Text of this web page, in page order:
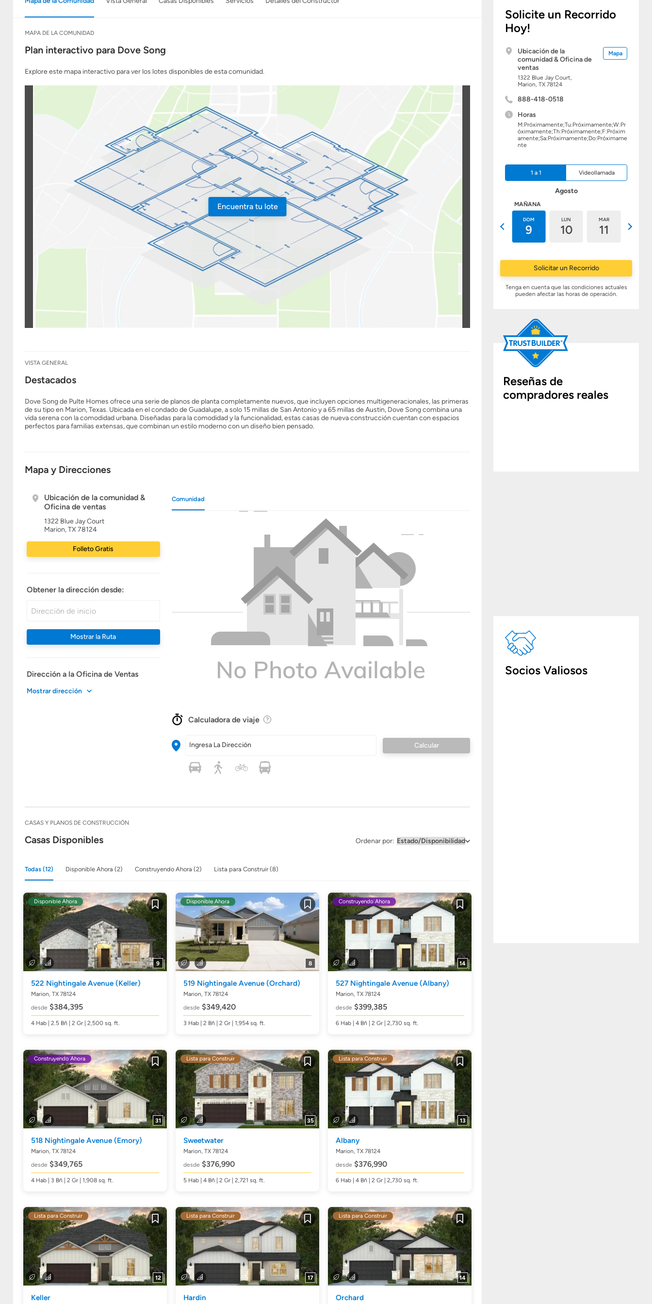
Solicite un Recorrido
Hoy!
Ubicación de la
comunidad & Oficina de
ventas
1322 Blue Jay Court,
Marion, TX 78124
Mapa
888-418-0518
Horas
M:Próximamente;Tu:Próximamente;W:Pr
óximamente;Th:Próximamente;F:Próxim
amente;Sa:Próximamente;Do:Próximame
nte
1 a 1 Videollamada
Agosto
MAÑANA
DOM
9
LUN
10
MAR
11
Solicitar un Recorrido
Tenga en cuenta que las condiciones actuales
pueden afectar las horas de operación.
Reseñas de
compradores reales
Socios Valiosos
MAPA DE LA COMUNIDAD
Plan interactivo para Dove Song
Explore este mapa interactivo para ver los lotes disponibles de esta comunidad.
Encuentra tu lote
VISTA GENERAL
Destacados
Dove Song de Pulte Homes ofrece una serie de planos de planta completamente nuevos, que incluyen opciones multigeneracionales, las primeras
de su tipo en Marion, Texas. Ubicada en el condado de Guadalupe, a solo 15 millas de San Antonio y a 65 millas de Austin, Dove Song combina una
vida serena con la comodidad urbana. Diseñadas para la comodidad y la funcionalidad, estas casas de nueva construcción cuentan con espacios
perfectos para familias extensas, que combinan un estilo moderno con un diseño bien pensado.
Mapa y Direcciones
Ubicación de la comunidad &
Oficina de ventas
1322 Blue Jay Court
Marion, TX 78124
Folleto Gratis
Obtener la dirección desde:
Mostrar la Ruta
Dirección a la Oficina de Ventas
Mostrar dirección
Comunidad
Calculadora de viaje
Ingresa La Dirección
CASAS Y PLANOS DE CONSTRUCCIÓN
Casas Disponibles Ordenar por:
Todas (12) Disponible Ahora (2) Construyendo Ahora (2) Lista para Construir (8)
Guardar
9
Disponible Ahora
522 Nightingale Avenue (Keller)
Marion, TX 78124
desde $384,395
4 Hab | 2.5 Bñ | 2 Gr | 2,500 sq. ft.
Guardar
8
Disponible Ahora
519 Nightingale Avenue (Orchard)
Marion, TX 78124
desde $349,420
3 Hab| 2 Bñ | 2 Gr | 1,954 sq. ft.
Guardar
14
Construyendo Ahora
527 Nightingale Avenue (Albany)
Marion, TX 78124
desde $399,385
6 Hab| 4 Bñ | 2 Gr | 2,730 sq. ft.
Guardar
31
Construyendo Ahora
518 Nightingale Avenue (Emory)
Marion, TX 78124
desde $349,765
4 Hab | 3 Bñ | 2 Gr | 1,908 sq. ft.
Guardar
35
Lista para Construir
Sweetwater
Marion, TX 78124
desde $376,990
5 Hab| 4 Bñ | 2 Gr | 2,721 sq. ft.
Guardar
13
Lista para Construir
Albany
Marion, TX 78124
desde $376,990
6 Hab| 4 Bñ | 2 Gr | 2,730 sq. ft.
Guardar
12
Lista para Construir
Keller
Guardar
17
Lista para Construir
Hardin
Guardar
14
Lista para Construir
Orchard